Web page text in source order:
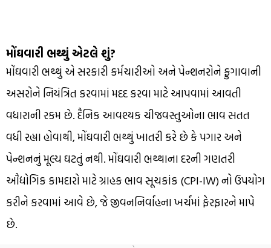
મોંઘવારી ભથ્થું એટલે શું?
મોંઘવારી ભથ્થું એ સરકારી કર્મચારીઓ અને પેન્શનરોને ફુગાવાની
અસરોને નિયંત્રિત કરવામાં મદદ કરવા માટે આપવામાં આવતી
વધારાની રકમ છે. દૈનિક આવશ્યક ચીજવસ્તુઓના ભાવ સતત
વધી રહ્યા હોવાથી, મોંઘવારી ભથ્થું ખાતરી કરે છે કે પગાર અને
પેન્શનનું મૂલ્ય ઘટતું નથી. મોંઘવારી ભથ્થાના દરની ગણતરી
ઔદ્યોગિક કામદારો માટે ગ્રાહક ભાવ સૂચકાંક (CPI-IW) નો ઉપયોગ
કરીને કરવામાં આવે છે, જે જીવનનિર્વાહના ખર્ચમાં ફેરફારને માપે
છે.